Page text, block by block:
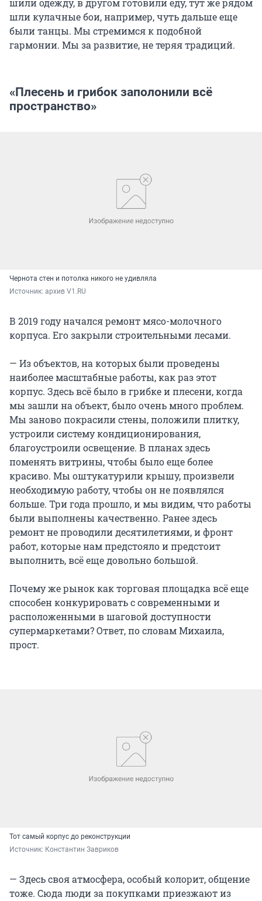
шли кулачные бои, например, чуть дальше еще
были танцы. Мы стремимся к подобной
гармонии. Мы за развитие, не теряя традиций.
«Плесень и грибок заполонили всё
пространство»
Чернота стен и потолка никого не удивляла
Источник: архив V1.RU
В 2019 году начался ремонт мясо-молочного
корпуса. Его закрыли строительными лесами.
— Из объектов, на которых были проведены
наиболее масштабные работы, как раз этот
корпус. Здесь всё было в грибке и плесени, когда
мы зашли на объект, было очень много проблем.
Мы заново покрасили стены, положили плитку,
устроили систему кондиционирования,
благоустроили освещение. В планах здесь
поменять витрины, чтобы было еще более
красиво. Мы оштукатурили крышу, произвели
необходимую работу, чтобы он не появлялся
больше. Три года прошло, и мы видим, что работы
были выполнены качественно. Ранее здесь
ремонт не проводили десятилетиями, и фронт
работ, которые нам предстояло и предстоит
выполнить, всё еще довольно большой.
Почему же рынок как торговая площадка всё еще
способен конкурировать с современными и
расположенными в шаговой доступности
супермаркетами? Ответ, по словам Михаила,
прост.
Тот самый корпус до реконструкции
Источник: Константин Завриков
— Здесь своя атмосфера, особый колорит, общение
тоже. Сюда люди за покупками приезжают из